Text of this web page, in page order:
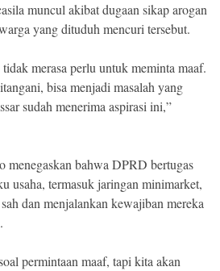
muncul akibat dugaan sikap arogan
yang dituduh mencuri tersebut.
merasa perlu untuk meminta maaf.
bisa menjadi masalah yang
sudah menerima aspirasi ini,”
menegaskan bahwa DPRD bertugas
usaha, termasuk jaringan minimarket,
dan menjalankan kewajiban mereka
permintaan maaf, tapi kita akan